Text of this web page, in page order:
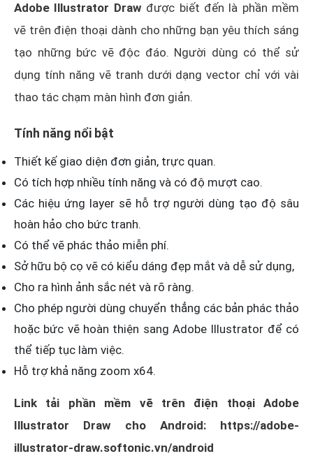
Adobe Illustrator Draw được biết đến là phần mềm
vẽ trên điện thoại dành cho những bạn yêu thích sáng
tạo những bức vẽ độc đáo. Người dùng có thể sử
dụng tính năng vẽ tranh dưới dạng vector chỉ với vài
thao tác chạm màn hình đơn giản.
Tính năng nổi bật
Thiết kế giao diện đơn giản, trực quan.
Có tích hợp nhiều tính năng và có độ mượt cao.
Các hiệu ứng layer sẽ hỗ trợ người dùng tạo độ sâu
hoàn hảo cho bức tranh.
Có thể vẽ phác thảo miễn phí.
Sở hữu bộ cọ vẽ có kiểu dáng đẹp mắt và dễ sử dụng,
Cho ra hình ảnh sắc nét và rõ ràng.
Cho phép người dùng chuyển thẳng các bản phác thảo
hoặc bức vẽ hoàn thiện sang Adobe Illustrator để có
thể tiếp tục làm việc.
Hỗ trợ khả năng zoom x64.
Link tải phần mềm vẽ trên điện thoại Adobe
Illustrator Draw cho Android: https://adobe-
illustrator-draw.softonic.vn/android